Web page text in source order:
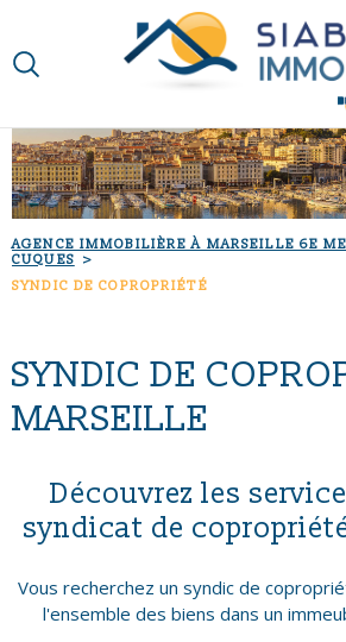
menu
contenu
AGENCE IMMOBILIÈRE À MARSEILLE 6E
CUQUES
SYNDIC DE COPROPRIÉTÉ
SYNDIC DE
MARSEILLE
Découvrez les
syndicat de
Vous recherchez un syndic de
l'ensemble des biens dans un
VOTRE
TYPE
D'OFFRE
VILLE